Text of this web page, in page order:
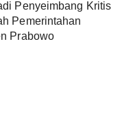
Penyeimbang Kritis
Pemerintahan
Prabowo